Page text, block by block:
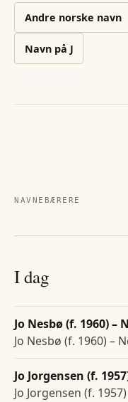
Andre norske navn
Navn på J
NAVNEBÆRERE
I dag
Jo Nesbø (f. 1960)
Jo Nesbø (f. 1960)
Jo Jorgensen (f.
Jo Jorgensen (f.